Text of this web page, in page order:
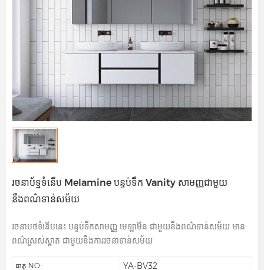
រចនាប័ទ្មទំនើប Melamine បន្ទប់ទឹក Vanity សាមញ្ញជាមួយ
នឹងពណ៌ទាន់សម័យ
រចនាបថទំនើបនេះ បន្ទប់ទឹកសាមញ្ញ មេឡាមីន ជាមួយនឹងពណ៌ទាន់សម័យ មាន
ពណ៌ស្រស់ស្អាត ជាមួយនឹងការរចនាទាន់សម័យ
ធាតុ NO.: YA-BV32